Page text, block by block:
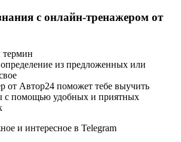
с онлайн-тренажером от
из предложенных или
от Автор24 поможет тебе выучить
с помощью удобных и приятных
и интересное в Telegram